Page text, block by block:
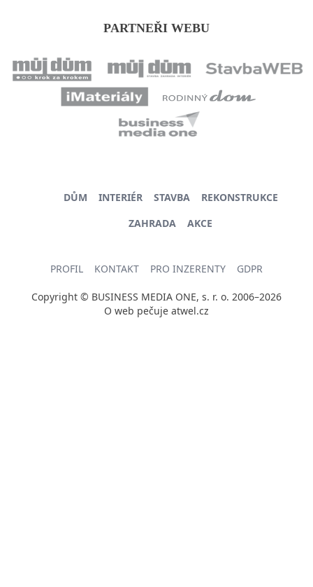
PARTNEŘI WEBU
DŮM INTERIÉR STAVBA
REKONSTRUKCE
ZAHRADA
AKCE
PROFIL KONTAKT PRO INZERENTY GDPR
Copyright © BUSINESS MEDIA ONE, s. r. o. 2006–2026